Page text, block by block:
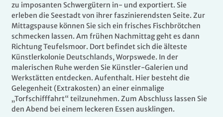
zu imposanten Schwergütern in- und exportiert. Sie
erleben die Seestadt von ihrer faszinierendsten Seite. Zur
Mittagspause können Sie sich ein frisches Fischbrötchen
schmecken lassen. Am frühen Nachmittag geht es dann
Richtung Teufelsmoor. Dort befindet sich die älteste
Künstlerkolonie Deutschlands, Worpswede. In der
malerischen Ruhe werden Sie Künstler-Galerien und
Werkstätten entdecken. Aufenthalt. Hier besteht die
Gelegenheit (Extrakosten) an einer einmalige
„Torfschifffahrt“ teilzunehmen. Zum Abschluss lassen Sie
den Abend bei einem leckeren Essen ausklingen.